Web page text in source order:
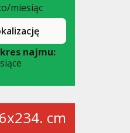
miesiąc
najmu:
cm